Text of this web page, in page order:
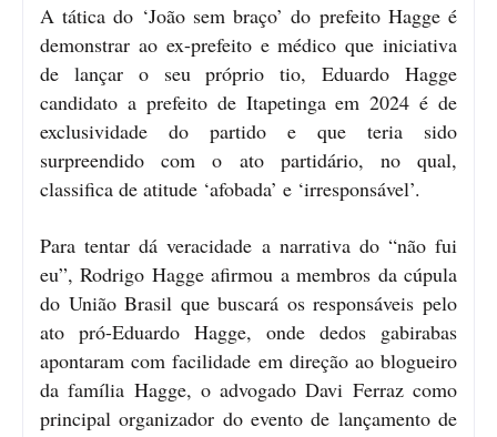
A tática do ‘João sem braço’ do prefeito Hagge é
demonstrar ao ex-prefeito e médico que iniciativa
de lançar o seu próprio tio, Eduardo Hagge
candidato a prefeito de Itapetinga em 2024 é de
exclusividade do partido e que teria sido
surpreendido com o ato partidário, no qual,
classifica de atitude ‘afobada’ e ‘irresponsável’.
Para tentar dá veracidade a narrativa do “não fui
eu”, Rodrigo Hagge afirmou a membros da cúpula
do União Brasil que buscará os responsáveis pelo
ato pró-Eduardo Hagge, onde dedos gabirabas
apontaram com facilidade em direção ao blogueiro
da família Hagge, o advogado Davi Ferraz como
principal organizador do evento de lançamento de